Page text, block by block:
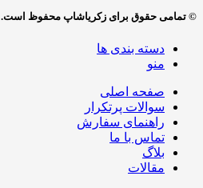
© تمامی حقوق برای زکریاشاپ محفوظ است.
دسته بندی ها
منو
صفحه اصلی
سوالات پرتکرار
راهنمای سفارش
تماس با ما
بلاگ
مقالات